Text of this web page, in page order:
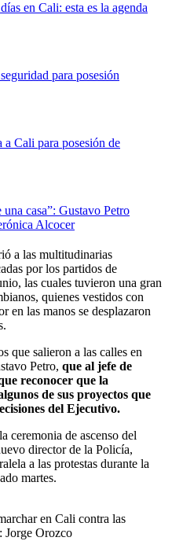
en Cali: esta es la agenda
para posesión
Cali para posesión de
casa”: Gustavo Petro
Alcocer
a las multitudinarias
por los partidos de
las cuales tuvieron una gran
quienes vestidos con
en las manos se desplazaron
que salieron a las calles en
Petro, que al jefe de
reconocer que la
de sus proyectos que
del Ejecutivo.
ceremonia de ascenso del
director de la Policía,
a las protestas durante la
martes.
en Cali contra las
Jorge Orozco